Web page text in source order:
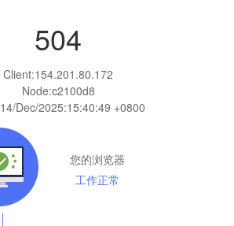
504
Client:154.201.80.172
Node:c2100d8
14/Dec/2025:15:40:49 +0800
您的浏览器
工作正常